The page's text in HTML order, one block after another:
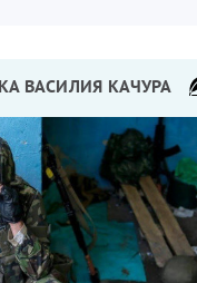
ВАСИЛИЯ КАЧУРА